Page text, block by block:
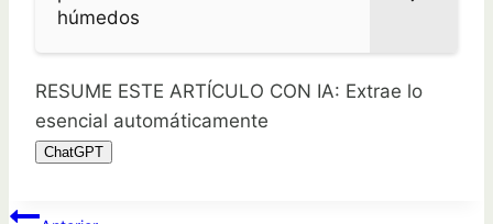
húmedos
RESUME ESTE ARTÍCULO CON IA: Extrae lo
esencial automáticamente
ChatGPT